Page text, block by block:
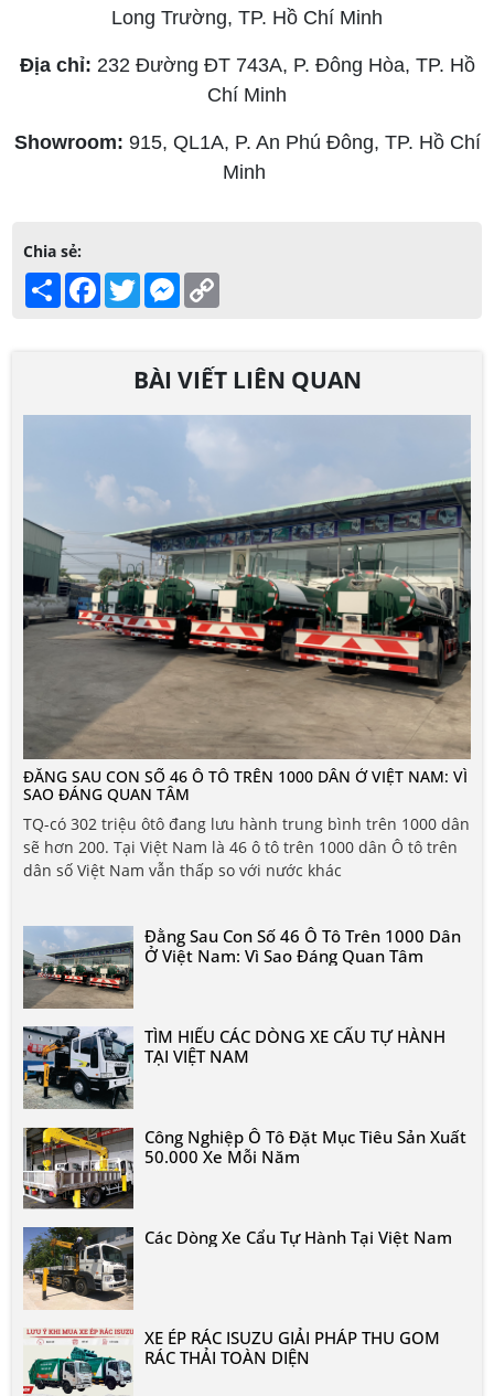
Long Trường, TP. Hồ Chí Minh
Địa chỉ: 232 Đường ĐT 743A, P. Đông Hòa, TP. Hồ
Chí Minh
Showroom: 915, QL1A, P. An Phú Đông, TP. Hồ Chí
Minh
Chia sẻ:
Share Facebook
TwitterMessenger
BÀI VIẾT LIÊN QUAN
ĐẰNG SAU CON SỐ 46 Ô TÔ TRÊN 1000 DÂN Ở VIỆT NAM: VÌ
SAO ĐÁNG QUAN TÂM
TQ-có 302 triệu ôtô đang lưu hành trung bình trên 1000 dân
sẽ hơn 200. Tại Việt Nam là 46 ô tô trên 1000 dân Ô tô trên
dân số Việt Nam vẫn thấp so với nước khác
Đằng Sau Con Số 46 Ô Tô Trên 1000 Dân
Ở Việt Nam: Vì Sao Đáng Quan Tâm
TÌM HIỂU CÁC DÒNG XE CẨU TỰ HÀNH
TẠI VIỆT NAM
Công Nghiệp Ô Tô Đặt Mục Tiêu Sản Xuất
50.000 Xe Mỗi Năm
Các Dòng Xe Cẩu Tự Hành Tại Việt Nam
XE ÉP RÁC ISUZU GIẢI PHÁP THU GOM
RÁC THẢI TOÀN DIỆN